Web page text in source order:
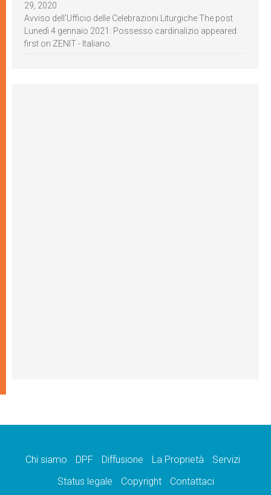
29, 2020
Avviso dell’Ufficio delle Celebrazioni Liturgiche The post
Lunedì 4 gennaio 2021: Possesso cardinalizio appeared
first on ZENIT - Italiano.
Chi siamo DPF Diffusione La Proprietà
Servizi
Status legale
Copyright Contattaci